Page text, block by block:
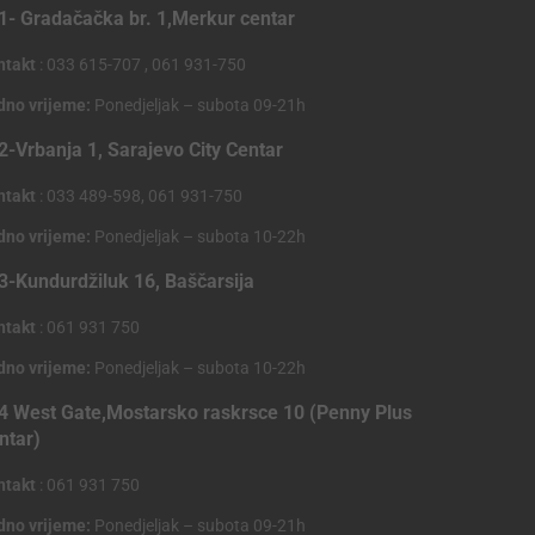
Gradačačka br. 1,Merkur centar
: 033 615-707 , 061 931-750
vrijeme: Ponedjeljak – subota 09-21h
Vrbanja 1, Sarajevo City Centar
: 033 489-598, 061 931-750
vrijeme: Ponedjeljak – subota 10-22h
Kundurdžiluk 16, Baščarsija
: 061 931 750
vrijeme: Ponedjeljak – subota 10-22h
West Gate,Mostarsko raskrsce 10 (Penny Plus
: 061 931 750
vrijeme: Ponedjeljak – subota 09-21h